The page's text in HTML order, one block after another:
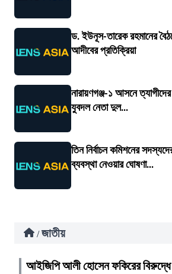
ড. ইউনূস-তারেক রহমানের
আদীবের প্রতিক্রিয়া
নারায়ণগঞ্জ-১ আসনে ত্যাগীদের
যুবদল নেতা দুল...
তিন নির্বাচন কমিশনের
ব্যবস্থা নেওয়ার ঘোষণা...
/ জাতীয়
আইজিপি আলী হোসেন ফকিরের বিরুদ্ধে